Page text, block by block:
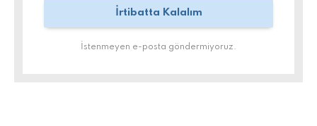
İstenmeyen e-posta göndermiyoruz.